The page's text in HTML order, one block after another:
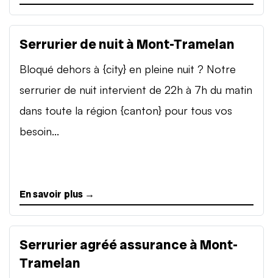
Serrurier de nuit à Mont-Tramelan
Bloqué dehors à {city} en pleine nuit ? Notre
serrurier de nuit intervient de 22h à 7h du matin
dans toute la région {canton} pour tous vos
besoin...
En savoir plus →
Serrurier agréé assurance à Mont-
Tramelan